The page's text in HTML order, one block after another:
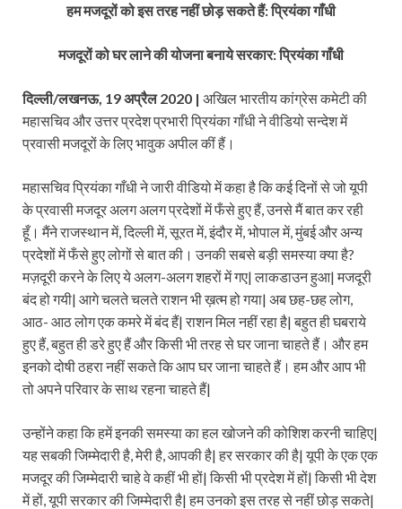
हम मजदूरों को इस तरह नहीं छोड़ सकते हैं: प्रियंका गाँधी
मजदूरों को घर लाने की योजना बनाये सरकार: प्रियंका गाँधी
दिल्ली/लखनऊ, 19 अप्रैल 2020 | अखिल भारतीय कांग्रेस कमेटी की
महासचिव और उत्तर प्रदेश प्रभारी प्रियंका गाँधी ने वीडियो सन्देश में
प्रवासी मजदूरों के लिए भावुक अपील कीं हैं।
महासचिव प्रियंका गाँधी ने जारी वीडियो में कहा है कि कई दिनों से जो यूपी
के प्रवासी मजदूर अलग अलग प्रदेशों में फँसे हुए हैं, उनसे मैं बात कर रही
हूँ। मैंने राजस्थान में, दिल्ली में, सूरत में, इंदौर में, भोपाल में, मुंबई और अन्य
प्रदेशों में फँसे हुए लोगों से बात की। उनकी सबसे बड़ी समस्या क्या है?
मज़दूरी करने के लिए ये अलग-अलग शहरों में गए| लाकडाउन हुआ| मजदूरी
बंद हो गयी| आगे चलते चलते राशन भी ख़त्म हो गया| अब छह-छह लोग,
आठ- आठ लोग एक कमरे में बंद हैं| राशन मिल नहीं रहा है| बहुत ही घबराये
हुए हैं, बहुत ही डरे हुए हैं और किसी भी तरह से घर जाना चाहते हैं। और हम
इनको दोषी ठहरा नहीं सकते कि आप घर जाना चाहते हैं। हम और आप भी
तो अपने परिवार के साथ रहना चाहते हैं|
उन्होंने कहा कि हमें इनकी समस्या का हल खोजने की कोशिश करनी चाहिए|
यह सबकी जिम्मेदारी है, मेरी है, आपकी है| हर सरकार की है| यूपी के एक एक
मजदूर की जिम्मेदारी चाहे वे कहीं भी हों| किसी भी प्रदेश में हों| किसी भी देश
में हों, यूपी सरकार की जिम्मेदारी है| हम उनको इस तरह से नहीं छोड़ सकते|